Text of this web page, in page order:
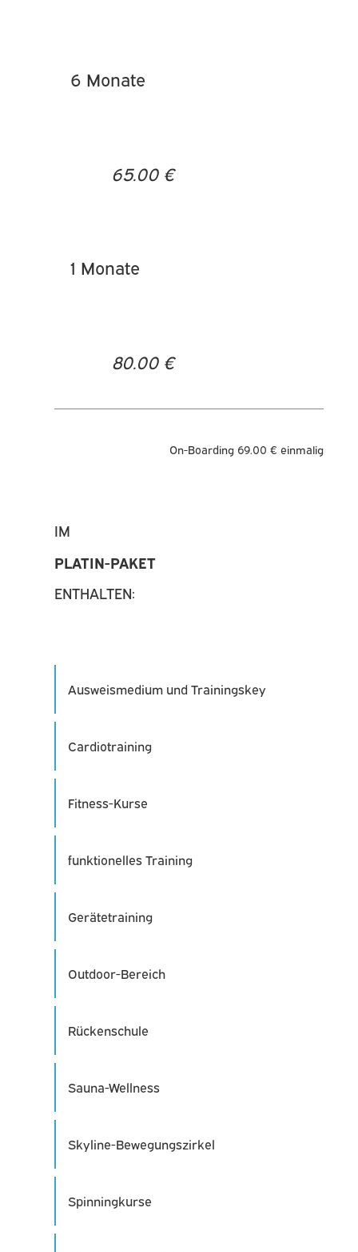
6 Monate
65.00 €
1 Monate
80.00 €
On-Boarding 69.00 € einmalig
IM
PLATIN-PAKET
ENTHALTEN:
Ausweismedium und Trainingskey
Cardiotraining
Fitness-Kurse
funktionelles Training
Gerätetraining
Outdoor-Bereich
Rückenschule
Sauna-Wellness
Skyline-Bewegungszirkel
Spinningkurse